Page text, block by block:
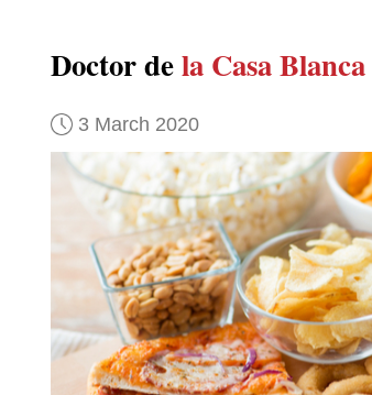
Doctor dela Casa Blanca
3 March 2020